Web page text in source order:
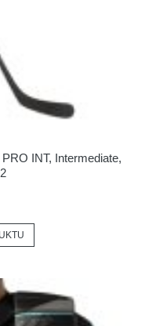
INT, Intermediate,